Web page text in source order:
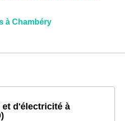
à Chambéry
et d'électricité à